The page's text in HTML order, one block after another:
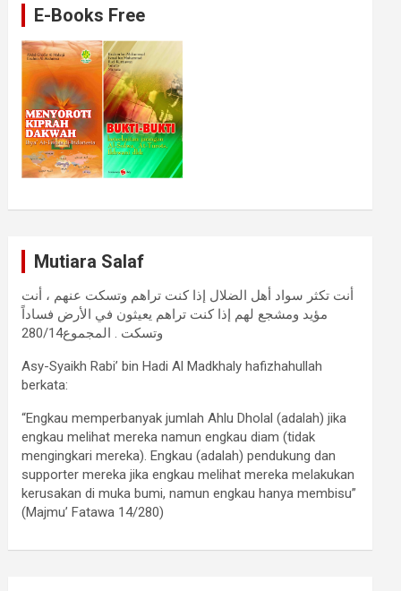
E-Books Free
Mutiara Salaf
أنت تكثر سواد أهل الضلال إذا كنت تراهم وتسكت عنهم ، أنت
مؤيد ومشجع لهم إذا كنت تراهم يعيثون في الأرض فساداً
وتسكت . المجموع280/14
Asy-Syaikh Rabi’ bin Hadi Al Madkhaly hafizhahullah
berkata:
“Engkau memperbanyak jumlah Ahlu Dholal (adalah) jika
engkau melihat mereka namun engkau diam (tidak
mengingkari mereka). Engkau (adalah) pendukung dan
supporter mereka jika engkau melihat mereka melakukan
kerusakan di muka bumi, namun engkau hanya membisu”
(Majmu’ Fatawa 14/280)